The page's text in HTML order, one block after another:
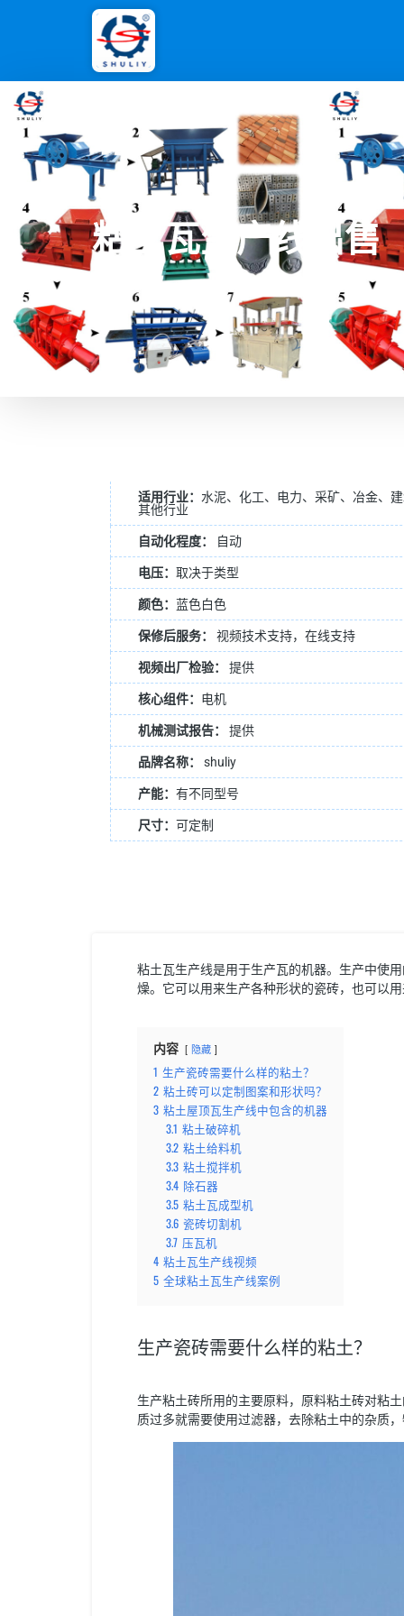
粘土瓦生产线出售
适用行业： 水泥、化工、电力、采矿、冶金、
其他行业
自动化程度： 自动
电压： 取决于类型
颜色： 蓝色白色
保修后服务： 视频技术支持，在线支持
视频出厂检验： 提供
核心组件： 电机
机械测试报告： 提供
品牌名称： shuliy
产能： 有不同型号
尺寸： 可定制
粘土瓦生产线是用于生产瓦的机器。生产中使
燥。它可以用来生产各种形状的瓷砖，也可以
内容 隐藏
1 生产瓷砖需要什么样的粘土？
2 粘土砖可以定制图案和形状吗？
3 粘土屋顶瓦生产线中包含的机器
3.1 粘土破碎机
3.2 粘土给料机
3.3 粘土搅拌机
3.4 除石器
3.5 粘土瓦成型机
3.6 瓷砖切割机
3.7 压瓦机
4 粘土瓦生产线视频
5 全球粘土瓦生产线案例
生产瓷砖需要什么样的粘土？
生产粘土砖所用的主要原料，原料粘土砖对粘
质过多就需要使用过滤器，去除粘土中的杂质